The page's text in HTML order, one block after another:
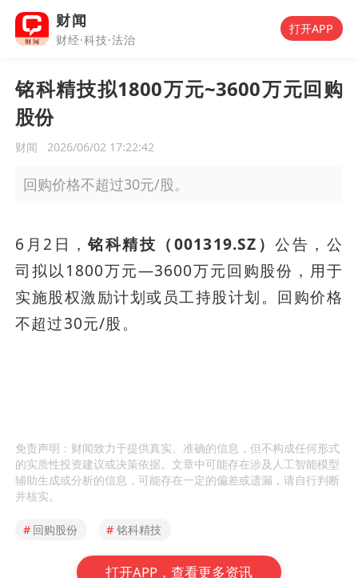
财闻
财经·科技·法治
打开APP
铭科精技拟1800万元~3600万元回购
股份
财闻 2026/06/02 17:22:42
回购价格不超过30元/股。
6月2日，铭科精技（001319.SZ）公告，公
司拟以1800万元—3600万元回购股份，用于
实施股权激励计划或员工持股计划。回购价格
不超过30元/股。
免责声明：财闻致力于提供真实、准确的信息，但不构成任何形式
的实质性投资建议或决策依据。文章中可能存在涉及人工智能模型
辅助生成或分析的信息，可能存在一定的偏差或遗漏，请自行判断
并核实。
# 回购股份 # 铭科精技
打开APP，查看更多资讯